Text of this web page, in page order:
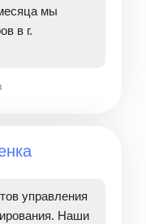
мы
в г.
управления
Наши